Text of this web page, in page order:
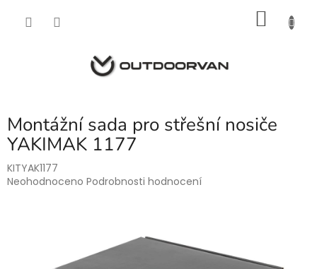
Montážní sada pro střešní nosiče
YAKIMAK 1177
KITYAK1177
Průměrné
Neohodnoceno Podrobnosti hodnocení